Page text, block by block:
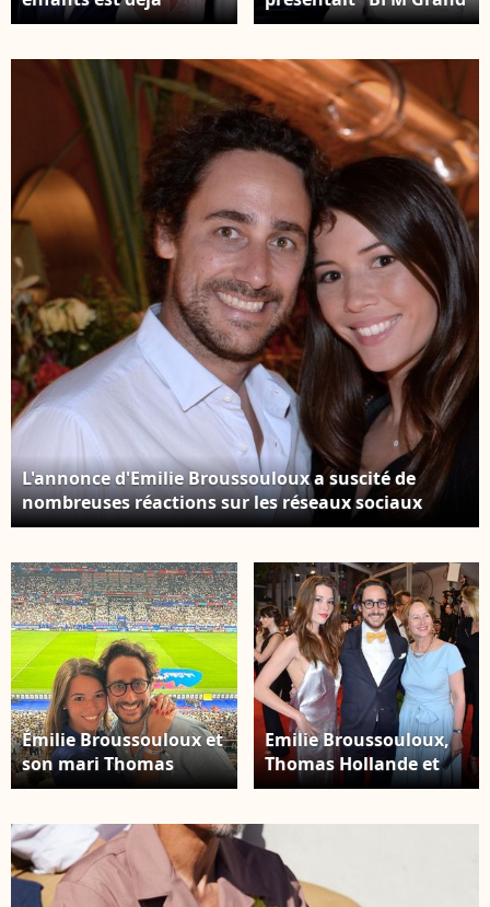
regrettée par certains
son épouse Émilie
Broussouloux - Montée
des marches du film «
R.M.N. » lors du 75e
Festival international
du film de Cannes, le
21 mai 2022. ©
Dominique Jacovides /
Bestimage
soir" depuis septembre
et son épouse Emilie
Broussouloux -
Célébrités dans les
tribunes des
Internationaux de
France de tennis de
Roland Garros 2024 à
Paris, le 7 juin 2024. ©
Jacovides-
Moreau/Bestimage
L'annonce d'Emilie Broussouloux a suscité de
nombreuses réactions sur les réseaux sociaux
Naissance - Emilie Broussouloux et Thomas
une petite fille prénommée Nicole - Exclusivité -
Thomas Hollande et sa femme Emilie
Broussouloux - Soirée « Back to Brach Good Vibes
only » à l'hôtel Brach à Paris le 4 septembre 2023.
© Rachid Bellak/Bestimage
Émilie Broussouloux et
son mari Thomas
Hollande, photo
septembre 2023.
Capture Instagram
Emilie Broussouloux,
Thomas Hollande et
Ségolène Royal
projection You Were
Never Really Here dans
le cadre du 70e Festival